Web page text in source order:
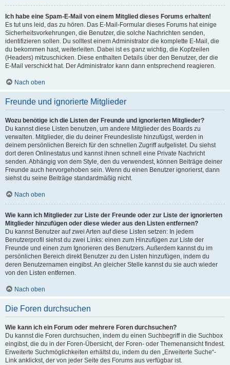
Ich habe eine Spam-E-Mail von einem Mitglied dieses Forums erhalten!
Es tut uns leid, das zu hören. Das E-Mail-Formular dieses Forums hat einige
Sicherheitsvorkehrungen, die Benutzer, die solche Nachrichten senden,
identifizieren sollen. Du solltest einem Administrator die komplette E-Mail, die
du bekommen hast, weiterleiten. Dabei ist es ganz wichtig, die Kopfzeilen
(Headers) mitzuschicken. Diese enthalten Details über den Benutzer, der die
E-Mail verschickt hat. Der Administrator kann dann entsprechend reagieren.
Nach oben
Freunde und ignorierte Mitglieder
Wozu benötige ich die Listen der Freunde und ignorierten Mitglieder?
Du kannst diese Listen benutzen, um andere Mitglieder des Boards zu
verwalten. Mitglieder, die du deiner Freundesliste hinzufügst, werden in
deinem persönlichen Bereich für den schnellen Zugriff aufgelistet. Du siehst
dort deren Onlinestatus und kannst ihnen schnell eine Private Nachricht
senden. Abhängig von dem Style, den du verwendest, können Beiträge deiner
Freunde auch hervorgehoben sein. Wenn du einen Benutzer ignorierst, dann
siehst du seine Beiträge standardmäßig nicht.
Nach oben
Wie kann ich Mitglieder zur Liste der Freunde oder zur Liste der ignorierten
Mitglieder hinzufügen oder diese wieder aus den Listen entfernen?
Du kannst Benutzer auf zwei Arten auf diese Listen setzen: In jedem
Benutzerprofil siehst du zwei Links: einen zum Hinzufügen zur Liste der
Freunde und einen zum Ignorieren des Benutzers. Außerdem kannst du im
persönlichen Bereich direkt Benutzer zu den Listen hinzufügen, indem du
deren Benutzernamen eingibst. An gleicher Stelle kannst du sie auch wieder
von den Listen entfernen.
Nach oben
Die Foren durchsuchen
Wie kann ich ein Forum oder mehrere Foren durchsuchen?
Du kannst die Foren durchsuchen, indem du einen Suchbegriff in die Suchbox
eingibst, die du in der Foren-Übersicht, der Foren- oder Themenansicht findest.
Erweiterte Suchmöglichkeiten erhältst du, indem du den „Erweiterte Suche“-
Link anklickst, der von jeder Seite des Forums aus verfügbar ist.